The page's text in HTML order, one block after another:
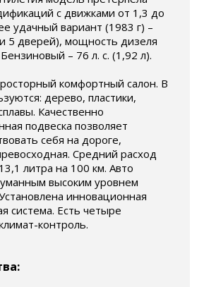
с движками от 1,3 до
удачный вариант (1983 г) –
5 дверей), мощность дизеля
– 76 л. с. (1,92 л).
комфортный салон. В
дерево, пластики,
Качественно
подвеска позволяет
себя на дороге,
Средний расход
литра на 100 км. Авто
высоким уровнем
инновационная
система. Есть четыре
контроль.